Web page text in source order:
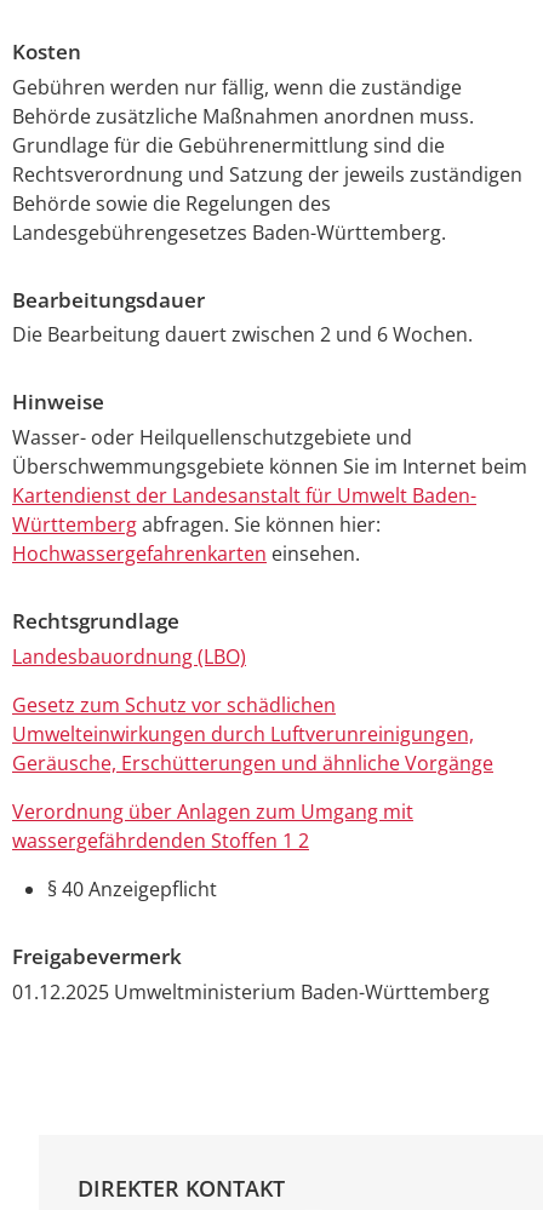
Kosten
Gebühren werden nur fällig, wenn die zuständige
Behörde zusätzliche Maßnahmen anordnen muss.
Grundlage für die Gebührenermittlung sind die
Rechtsverordnung und Satzung der jeweils zuständigen
Behörde sowie die Regelungen des
Landesgebührengesetzes Baden-Württemberg.
Bearbeitungsdauer
Die Bearbeitung dauert zwischen 2 und 6 Wochen.
Hinweise
Wasser- oder Heilquellenschutzgebiete und
Überschwemmungsgebiete können Sie im Internet beim
Kartendienst der Landesanstalt für Umwelt Baden-
Württembergabfragen. Sie können hier:
Hochwassergefahrenkarten einsehen.
Rechtsgrundlage
Landesbauordnung (LBO)
Gesetz zum Schutz vor schädlichen
Umwelteinwirkungen durch Luftverunreinigungen,
Geräusche, Erschütterungen und ähnliche Vorgänge
Verordnung über Anlagen zum Umgang mit
wassergefährdenden Stoffen 1 2
§ 40 Anzeigepflicht
Freigabevermerk
01.12.2025 Umweltministerium Baden-Württemberg
DIREKTER KONTAKT